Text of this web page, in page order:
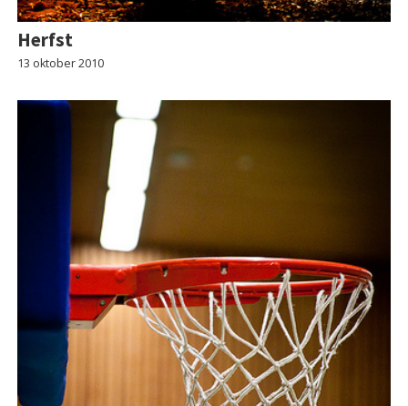
Herfst
13 oktober 2010